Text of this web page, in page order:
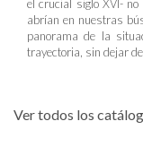
el crucial siglo XVI-
abrían en nuestras
panorama de la
trayectoria, sin dejar
Ver todos los